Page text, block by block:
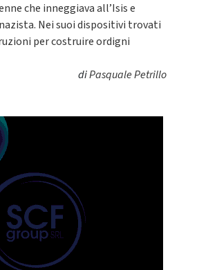
che inneggiava all’Isis e
Nei suoi dispositivi trovati
per costruire ordigni
diPasquale Petrillo